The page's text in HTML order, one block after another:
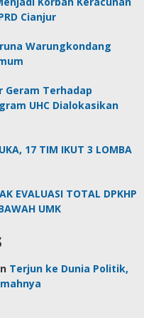
Cianjur
Warungkondang
Geram Terhadap
UHC Dialokasikan
17 TIM IKUT 3 LOMBA
EVALUASI TOTAL DPKHP
UMK
Terjun ke Dunia Politik,